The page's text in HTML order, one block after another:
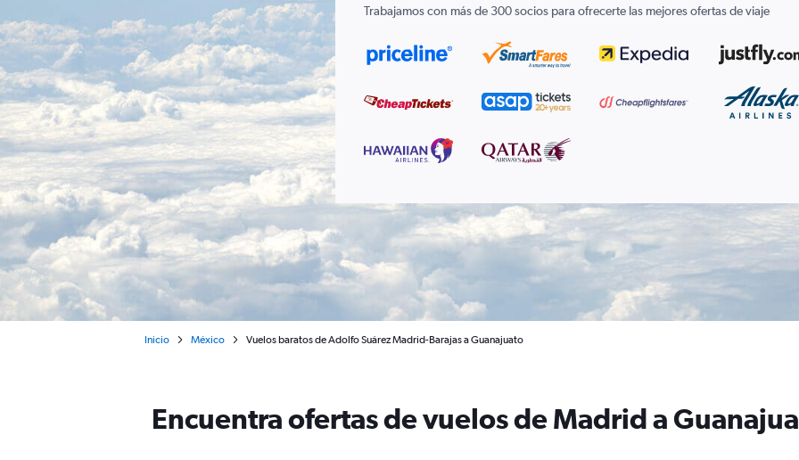
Trabajamos con más de 300 socios para ofrecerte las mejores ofertas de viaje
Inicio México Vuelos baratos de Adolfo Suárez Madrid-Barajas a Guanajuato
Encuentra ofertas de vuelos de Madrid a